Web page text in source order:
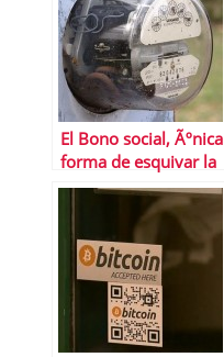
El Bono social, Ãºnica
forma de esquivar la
subida de la luz